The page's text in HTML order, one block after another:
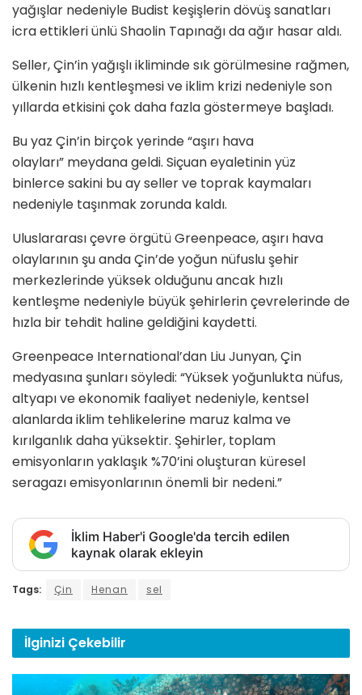
yağışlar nedeniyle Budist keşişlerin dövüş sanatları
icra ettikleri ünlü Shaolin Tapınağı da ağır hasar aldı.
Seller, Çin’in yağışlı ikliminde sık görülmesine rağmen,
ülkenin hızlı kentleşmesi ve iklim krizi nedeniyle son
yıllarda etkisini çok daha fazla göstermeye başladı.
Bu yaz Çin’in birçok yerinde“aşırı hava
olayları” meydana geldi. Siçuan eyaletinin yüz
binlerce sakini bu ay seller ve toprak kaymaları
nedeniyle taşınmak zorunda kaldı.
Uluslararası çevre örgütü Greenpeace, aşırı hava
olaylarının şu anda Çin’de yoğun nüfuslu şehir
merkezlerinde yüksek olduğunu ancak hızlı
kentleşme nedeniyle büyük şehirlerin çevrelerinde de
hızla bir tehdit haline geldiğini kaydetti.
Greenpeace International’dan Liu Junyan, Çin
medyasına şunları söyledi: “Yüksek yoğunlukta nüfus,
altyapı ve ekonomik faaliyet nedeniyle, kentsel
alanlarda iklim tehlikelerine maruz kalma ve
kırılganlık daha yüksektir. Şehirler, toplam
emisyonların yaklaşık %70’ini oluşturan küresel
seragazı emisyonlarının önemli bir nedeni.”
İklim Haber'i Google'da tercih edilen
kaynak olarak ekleyin
Tags: Çin Henan sel
İlginizi Çekebilir